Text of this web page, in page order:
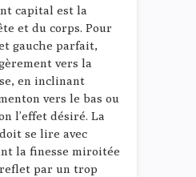
capital est la
et du corps. Pour
gauche parfait,
vers la
en inclinant
vers le bas ou
l’effet désiré. La
se lire avec
la finesse miroitée
par un trop